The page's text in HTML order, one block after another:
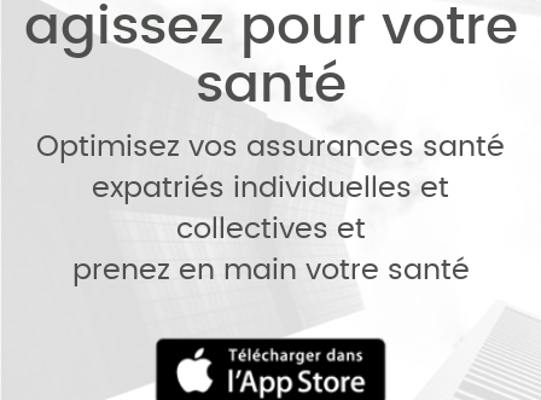
agissez pour votre
santé
Optimisez vos assurances santé
expatriés individuelles et
collectives et
prenez en main votre santé